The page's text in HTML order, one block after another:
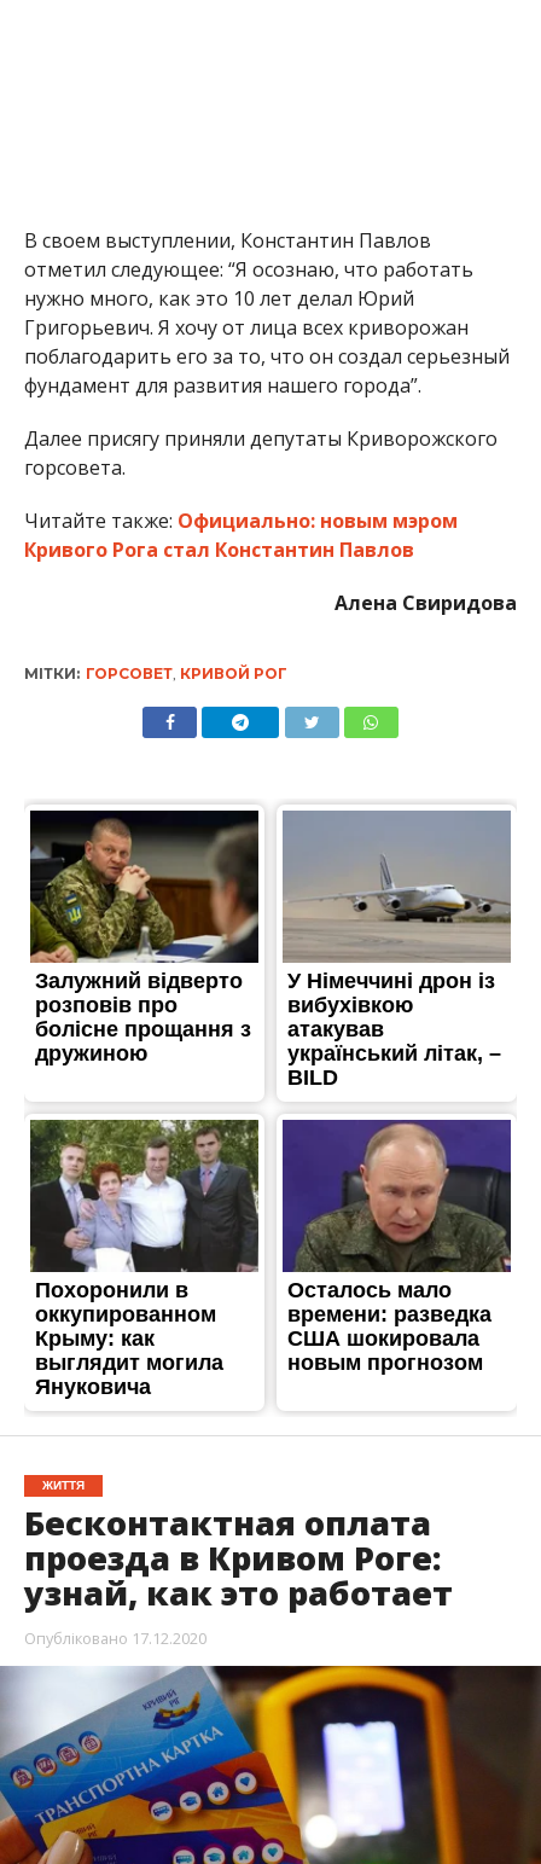
В своем выступлении, Константин Павлов
отметил следующее: “Я осознаю, что работать
нужно много, как это 10 лет делал Юрий
Григорьевич. Я хочу от лица всех криворожан
поблагодарить его за то, что он создал серьезный
фундамент для развития нашего города”.
Далее присягу приняли депутаты Криворожского
горсовета.
Читайте также: Официально: новым мэром
Кривого Рога стал Константин Павлов
Алена Свиридова
МІТКИ: ГОРСОВЕТ, КРИВОЙ РОГ
ЖИТТЯ
Бесконтактная оплата
проезда в Кривом Роге:
узнай, как это работает
Опубліковано 17.12.2020